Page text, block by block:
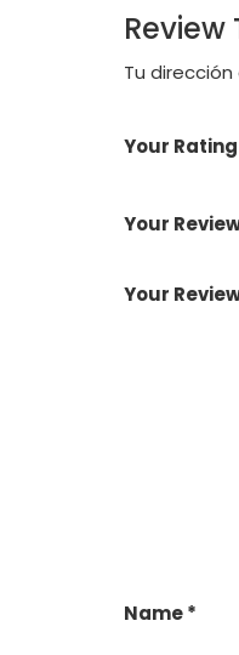
Tu
Your Rating
Your
Your
Name*